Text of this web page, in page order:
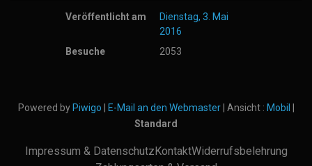
Veröffentlicht am
Dienstag, 3. Mai
2016
Besuche
2053
Powered by Piwigo E-Mail an den Webmaster| Ansicht : Mobil
Standard
Impressum & Datenschutz KontaktWiderrufsbelehrung